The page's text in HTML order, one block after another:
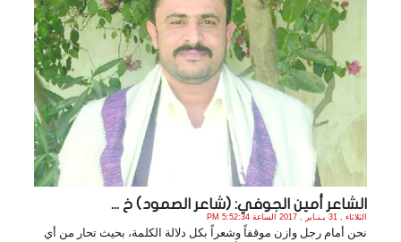
الشاعر أمين الجوفي: (شاعر الصمود) خ ...
الثلاثاء , 31 يـنـاير , 2017 الساعة 5:52:34 PM
نحن أمام رجل وازن موقفاً وشعراً بكل دلالة الكلمة، بحيث تحار من أي